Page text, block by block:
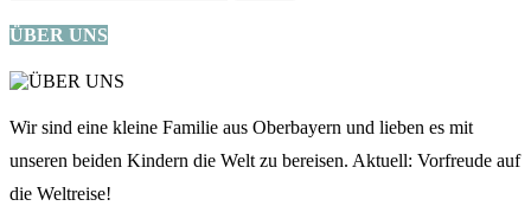
ÜBER UNS
Wir sind eine kleine Familie aus Oberbayern und lieben es mit
unseren beiden Kindern die Welt zu bereisen. Aktuell: Vorfreude auf
die Weltreise!